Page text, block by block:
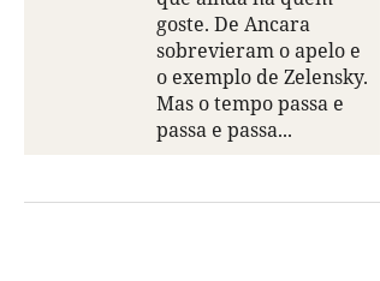
goste. De Ancara
sobrevieram o apelo e
o exemplo de Zelensky.
Mas o tempo passa e
passa e passa...